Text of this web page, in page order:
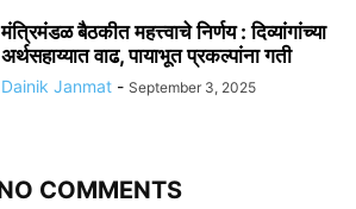
मंत्रिमंडळ बैठकीत महत्त्वाचे निर्णय : दिव्यांगांच्या
अर्थसहाय्यात वाढ, पायाभूत प्रकल्पांना गती
Dainik Janmat - September 3, 2025
COMMENTS